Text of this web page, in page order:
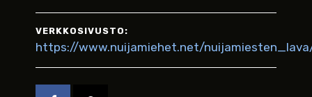
VERKKOSIVUSTO:
https://www.nuijamiehet.net/